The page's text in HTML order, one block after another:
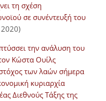
τη σχέση
σε συνέντευξή του
την ανάλυση του
Κώστα Ουίλς
των λαών σήμερα
κυριαρχία
Διεθνούς Τάξης της